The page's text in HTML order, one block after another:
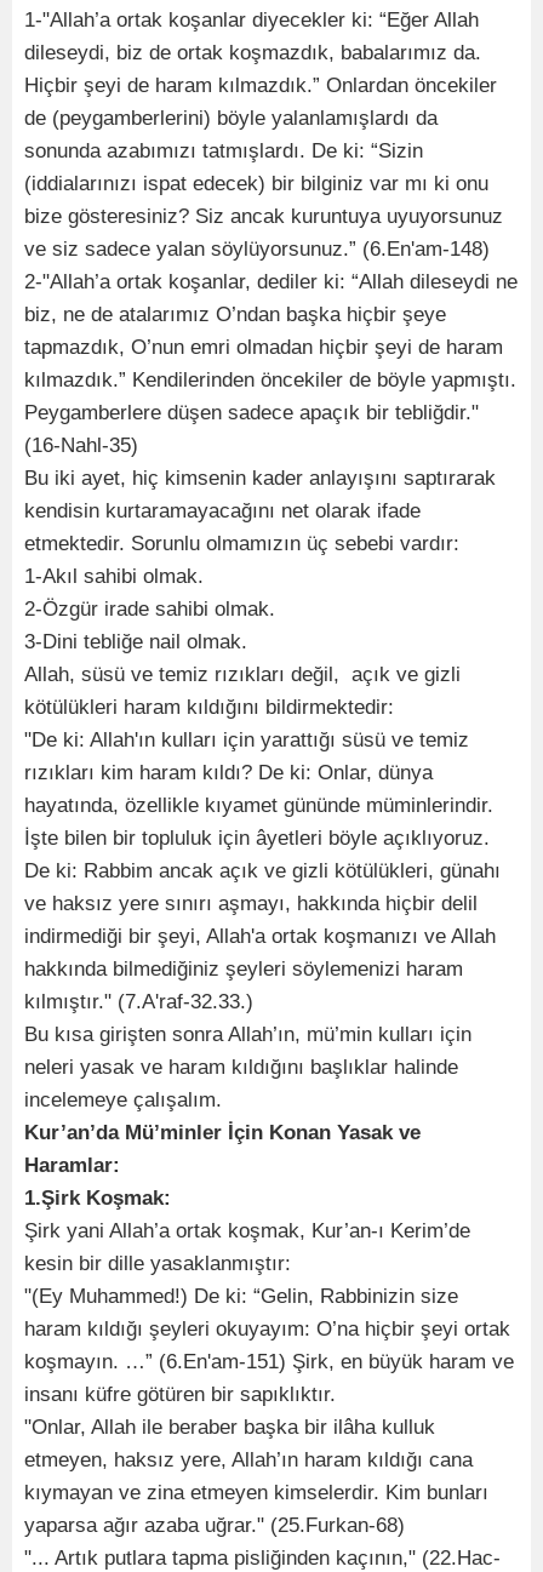
1-"Allah’a ortak koşanlar diyecekler ki: “Eğer Allah
dileseydi, biz de ortak koşmazdık, babalarımız da.
Hiçbir şeyi de haram kılmazdık.” Onlardan öncekiler
de (peygamberlerini) böyle yalanlamışlardı da
sonunda azabımızı tatmışlardı. De ki: “Sizin
(iddialarınızı ispat edecek) bir bilginiz var mı ki onu
bize gösteresiniz? Siz ancak kuruntuya uyuyorsunuz
ve siz sadece yalan söylüyorsunuz.” (6.En'am-148)
2-"Allah’a ortak koşanlar, dediler ki: “Allah dileseydi ne
biz, ne de atalarımız O’ndan başka hiçbir şeye
tapmazdık, O’nun emri olmadan hiçbir şeyi de haram
kılmazdık.” Kendilerinden öncekiler de böyle yapmıştı.
Peygamberlere düşen sadece apaçık bir tebliğdir."
(16-Nahl-35)
Bu iki ayet, hiç kimsenin kader anlayışını saptırarak
kendisin kurtaramayacağını net olarak ifade
etmektedir. Sorunlu olmamızın üç sebebi vardır:
1-Akıl sahibi olmak.
2-Özgür irade sahibi olmak.
3-Dini tebliğe nail olmak.
Allah, süsü ve temiz rızıkları değil, açık ve gizli
kötülükleri haram kıldığını bildirmektedir:
"De ki: Allah'ın kulları için yarattığı süsü ve temiz
rızıkları kim haram kıldı? De ki: Onlar, dünya
hayatında, özellikle kıyamet gününde müminlerindir.
İşte bilen bir topluluk için âyetleri böyle açıklıyoruz.
De ki: Rabbim ancak açık ve gizli kötülükleri, günahı
ve haksız yere sınırı aşmayı, hakkında hiçbir delil
indirmediği bir şeyi, Allah'a ortak koşmanızı ve Allah
hakkında bilmediğiniz şeyleri söylemenizi haram
kılmıştır." (7.A'raf-32.33.)
Bu kısa girişten sonra Allah’ın, mü’min kulları için
neleri yasak ve haram kıldığını başlıklar halinde
incelemeye çalışalım.
Kur’an’da Mü’minler İçin Konan Yasak ve
Haramlar:
1.Şirk Koşmak:
Şirk yani Allah’a ortak koşmak, Kur’an-ı Kerim’de
kesin bir dille yasaklanmıştır:
"(Ey Muhammed!) De ki: “Gelin, Rabbinizin size
haram kıldığı şeyleri okuyayım: O’na hiçbir şeyi ortak
koşmayın. …” (6.En'am-151) Şirk, en büyük haram ve
insanı küfre götüren bir sapıklıktır.
"Onlar, Allah ile beraber başka bir ilâha kulluk
etmeyen, haksız yere, Allah’ın haram kıldığı cana
kıymayan ve zina etmeyen kimselerdir. Kim bunları
yaparsa ağır azaba uğrar." (25.Furkan-68)
"... Artık putlara tapma pisliğinden kaçının," (22.Hac-